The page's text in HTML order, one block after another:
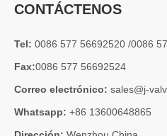
CONTÁCTENOS
Tel: 0086 577 56692520 /0086
Fax:0086 577 56692524
Correo electrónico: sales@j-
Whatsapp: +86 13600648865